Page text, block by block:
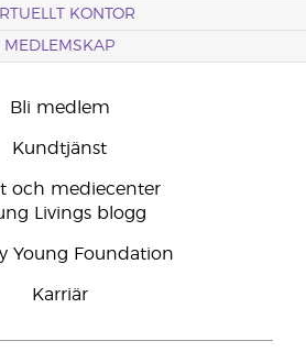
KONTOR
MEDLEMSKAP
Bli medlem
Kundtjänst
och mediecenter
Livings blogg
Young Foundation
Karriär